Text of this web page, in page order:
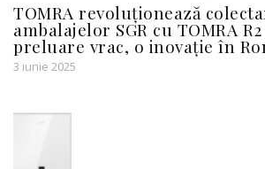
TOMRA revoluționează
ambalajelor SGR cu TOMRA
preluare vrac, o inovație în
3 iunie 2025